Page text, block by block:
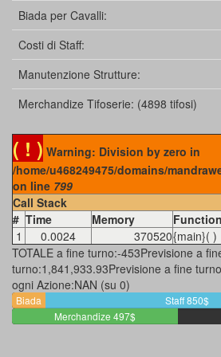
Biada per Cavalli:
Costi di Staff:
Manutenzione Strutture:
Merchandize Tifoserie: (4898 tifosi)
( ! ) Warning: Division by zero in
/home/u468249475/domains/
on line 799
Call Stack
# Time Memory Function
1
0.0024 370520{main}( )
TOTALE a fine turno:-453Previsione a
turno:1,841,933.93Previsione a fine
ogni Azione:NAN (su 0)
Biada
Staff 850$
Merchandize 497$